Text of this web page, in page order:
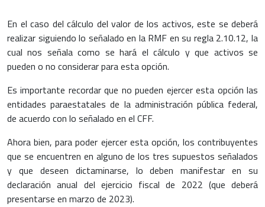
En el caso del cálculo del valor de los activos, este se deberá
realizar siguiendo lo señalado en la RMF en su regla 2.10.12, la
cual nos señala como se hará el cálculo y que activos se
pueden o no considerar para esta opción.
Es importante recordar que no pueden ejercer esta opción las
entidades paraestatales de la administración pública federal,
de acuerdo con lo señalado en el CFF.
Ahora bien, para poder ejercer esta opción, los contribuyentes
que se encuentren en alguno de los tres supuestos señalados
y que deseen dictaminarse, lo deben manifestar en su
declaración anual del ejercicio fiscal de 2022 (que deberá
presentarse en marzo de 2023).